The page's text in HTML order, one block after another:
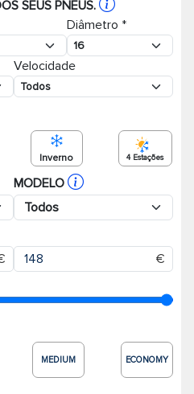
SEUS PNEUS.
Diâmetro *
Velocidade
Inverno 4 Estações
MODELO
€
MEDIUM ECONOMY